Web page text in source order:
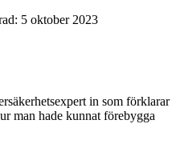
5 oktober 2023
in som förklarar
man hade kunnat förebygga